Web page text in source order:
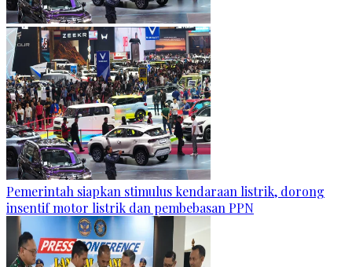
Pemerintah siapkan stimulus kendaraan listrik, dorong
insentif motor listrik dan pembebasan PPN